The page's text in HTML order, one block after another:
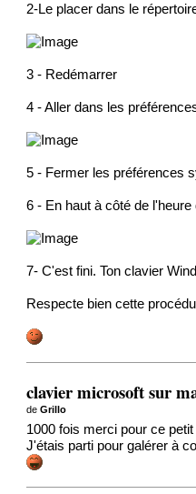
2-Le placer dans le
3 - Redémarrer
4 - Aller dans les
5 - Fermer les préférences
6 - En haut à côté de
7- C'est fini. Ton clavier
Respecte bien cette
clavier microsoft sur
deGrillo
1000 fois merci pour ce petit
J'étais parti pour galérer à